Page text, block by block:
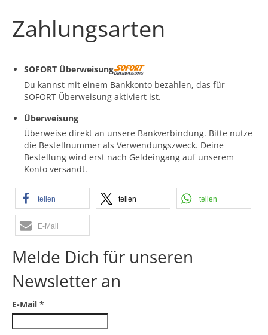
Zahlungsarten
SOFORT Überweisung
Du kannst mit einem Bankkonto bezahlen, das für
SOFORT Überweisung aktiviert ist.
Überweisung
Überweise direkt an unsere Bankverbindung. Bitte nutze
die Bestellnummer als Verwendungszweck. Deine
Bestellung wird erst nach Geldeingang auf unserem
Konto versandt.
teilen teilen teilen
E-Mail
Melde Dich für unseren
Newsletter an
E-Mail *